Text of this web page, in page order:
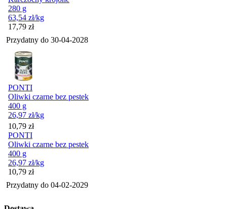
280 g
63,54 zł/kg
Cena
17,79 zł
Przydatny do 30-04-2028
PONTI
Oliwki czarne bez pestek
400 g
26,97 zł/kg
Cena
10,79 zł
PONTI
Oliwki czarne bez pestek
400 g
26,97 zł/kg
Cena
10,79 zł
Przydatny do 04-02-2029